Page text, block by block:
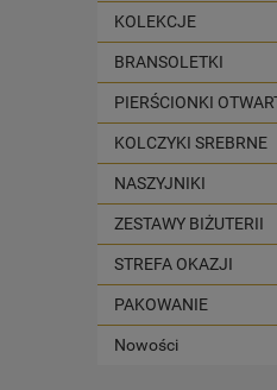
KOLEKCJE
BRANSOLETKI
PIERŚCIONKI
KOLCZYKI SREBRNE
NASZYJNIKI
ZESTAWY BIŻUTERII
STREFA OKAZJI
PAKOWANIE
Nowości